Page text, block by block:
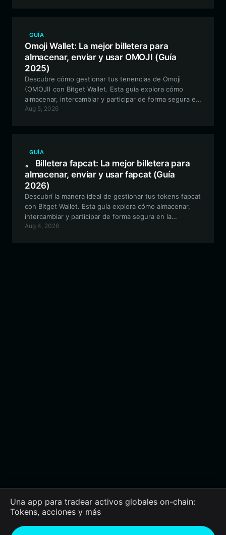
GUÍA
Omoji Wallet: La mejor billetera para
almacenar, enviar y usar OMOJI (Guía
2025)
Descubre cómo gestionar tus tenencias de Omoji
(OMOJI) con Bitget Wallet. Esta guía explora cómo
almacenar, intercambiar y participar de forma segura en
la comunidad de Omoji, basada en Solana, utilizando
Aug 5, 2026
GUÍA
。 Billetera fapcat: La mejor billetera para
almacenar, enviar y usar fapcat (Guía
2026)
Descubrí la manera ideal de gestionar tus tokens fapcat
con Bitget Wallet. Esta guía explora cómo almacenar,
intercambiar y participar de forma segura en la
comunidad de fapcat dentro de la blockchain de Solana
Aug 4, 2026
Una app para tradear activos globales on-chain:
Tokens, acciones y más